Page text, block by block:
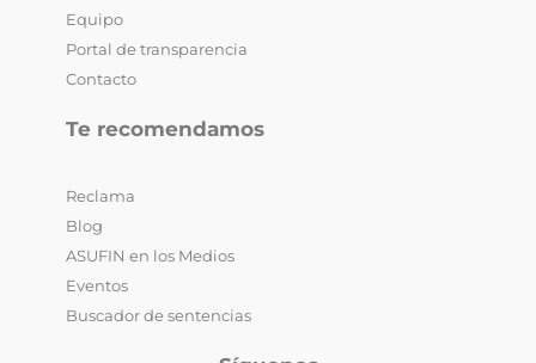
Equipo
Portal de transparencia
Contacto
Te recomendamos
Reclama
Blog
ASUFIN en los Medios
Eventos
Buscador de sentencias